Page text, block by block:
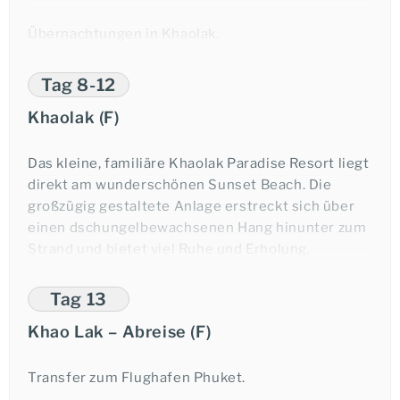
Übernachtungen in Khaolak.
Tag 8-12
Khaolak (F)
Das kleine, familiäre Khaolak Paradise Resort liegt
direkt am wunderschönen Sunset Beach. Die
großzügig gestaltete Anlage erstreckt sich über
einen dschungelbewachsenen Hang hinunter zum
Strand und bietet viel Ruhe und Erholung.
tollen Umgebung und lassen Sie das Erlebte
während der Rundreise Revue passieren.
Tag 13
Khao Lak – Abreise (F)
Transfer zum Flughafen Phuket.
E-Mail